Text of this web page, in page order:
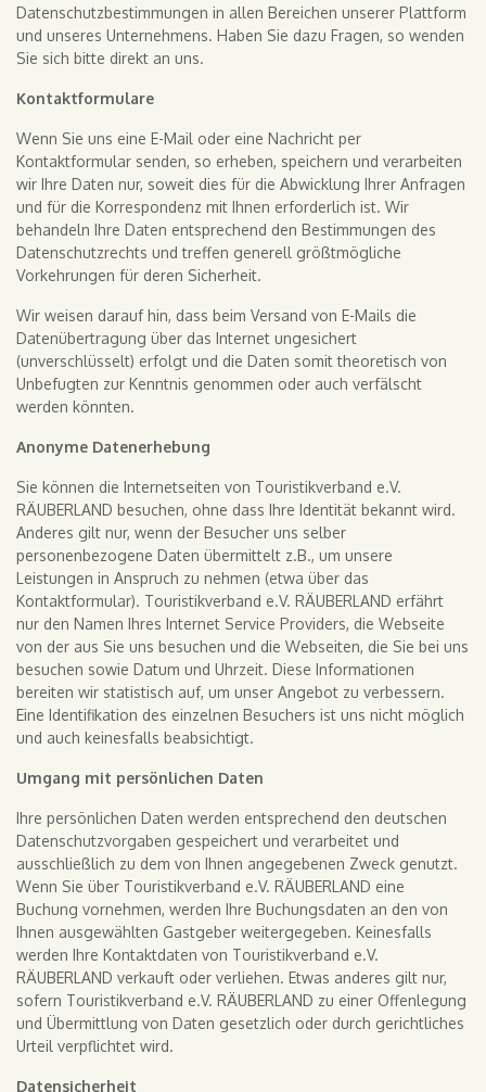
Datenschutzbestimmungen in allen Bereichen unserer Plattform
und unseres Unternehmens. Haben Sie dazu Fragen, so wenden
Sie sich bitte direkt an uns.
Kontaktformulare
Wenn Sie uns eine E-Mail oder eine Nachricht per
Kontaktformular senden, so erheben, speichern und verarbeiten
wir Ihre Daten nur, soweit dies für die Abwicklung Ihrer Anfragen
und für die Korrespondenz mit Ihnen erforderlich ist. Wir
behandeln Ihre Daten entsprechend den Bestimmungen des
Datenschutzrechts und treffen generell größtmögliche
Vorkehrungen für deren Sicherheit.
Wir weisen darauf hin, dass beim Versand von E-Mails die
Datenübertragung über das Internet ungesichert
(unverschlüsselt) erfolgt und die Daten somit theoretisch von
Unbefugten zur Kenntnis genommen oder auch verfälscht
werden könnten.
Anonyme Datenerhebung
Sie können die Internetseiten von Touristikverband e.V.
RÄUBERLAND besuchen, ohne dass Ihre Identität bekannt wird.
Anderes gilt nur, wenn der Besucher uns selber
personenbezogene Daten übermittelt z.B., um unsere
Leistungen in Anspruch zu nehmen (etwa über das
Kontaktformular). Touristikverband e.V. RÄUBERLAND erfährt
nur den Namen Ihres Internet Service Providers, die Webseite
von der aus Sie uns besuchen und die Webseiten, die Sie bei uns
besuchen sowie Datum und Uhrzeit. Diese Informationen
bereiten wir statistisch auf, um unser Angebot zu verbessern.
Eine Identifikation des einzelnen Besuchers ist uns nicht möglich
und auch keinesfalls beabsichtigt.
Umgang mit persönlichen Daten
Ihre persönlichen Daten werden entsprechend den deutschen
Datenschutzvorgaben gespeichert und verarbeitet und
ausschließlich zu dem von Ihnen angegebenen Zweck genutzt.
Wenn Sie über Touristikverband e.V. RÄUBERLAND eine
Buchung vornehmen, werden Ihre Buchungsdaten an den von
Ihnen ausgewählten Gastgeber weitergegeben. Keinesfalls
werden Ihre Kontaktdaten von Touristikverband e.V.
RÄUBERLAND verkauft oder verliehen. Etwas anderes gilt nur,
sofern Touristikverband e.V. RÄUBERLAND zu einer Offenlegung
und Übermittlung von Daten gesetzlich oder durch gerichtliches
Urteil verpflichtet wird.
Datensicherheit